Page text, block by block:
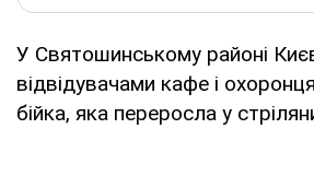
У Святошинському районі
відвідувачами кафе і
бійка, яка переросла у